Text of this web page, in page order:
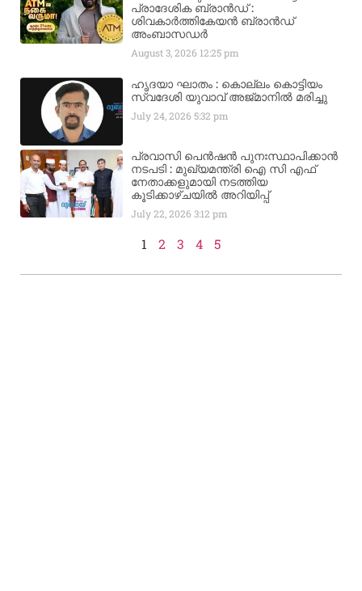
പ്രാദേശിക ബ്രാന്‍ഡ് :
ശിവകാര്‍ത്തികേയന്‍ ബ്രാന്‍ഡ്
അംബാസഡര്‍
August 3, 2026 12:25 pm
ഹൃദയാ ഘാതം : കൊല്ലം കൊട്ടിയം
സ്വദേശി യുവാവ് അജ്മാനിൽ മരിച്ചു
July 24, 20265:32 pm
പ്രവാസി പെൻഷൻ പുനഃസ്ഥാപിക്കാൻ
നടപടി : മുഖ്യമന്ത്രി ഐ സി എഫ്
നേതാക്കളുമായി നടത്തിയ
കൂടിക്കാഴ്ചയിൽ അറിയിപ്പ്
July 22, 20263:12 pm
1 2 3 4 5